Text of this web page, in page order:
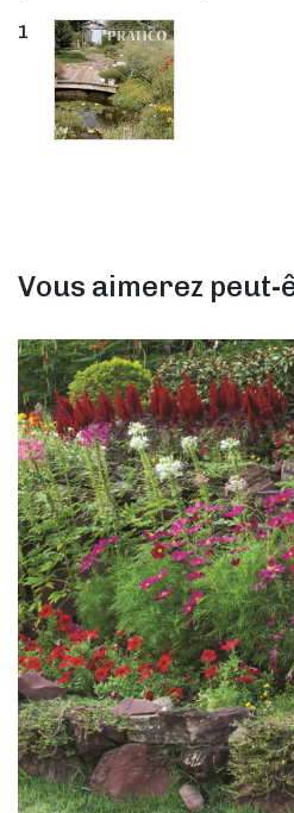
Vous aimerez